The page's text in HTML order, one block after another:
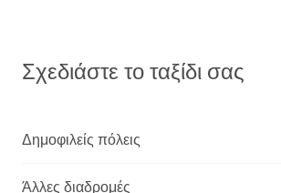
Σχεδιάστε το ταξίδι σας
Δημοφιλείς πόλεις
Άλλες διαδρομές